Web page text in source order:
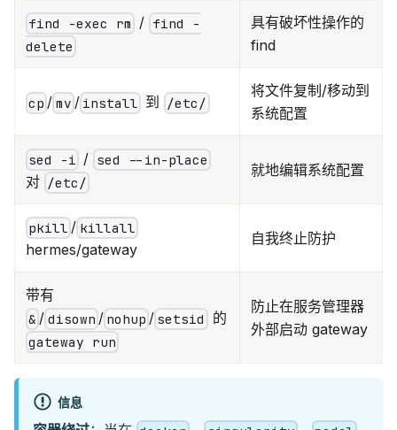
find -exec rm / find -
delete
具有破坏性操作的
find
cp / mv / install 到 /etc/
将文件复制/移动到
系统配置
sed -i / sed --in-place
对 /etc/
就地编辑系统配置
pkill / killall
hermes/gateway
自我终止防护
带有
& / disown / nohup / setsid 的
gateway run
防止在服务管理器
外部启动 gateway
信息